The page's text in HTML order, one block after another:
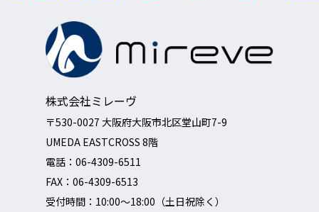
株式会社ミレーヴ
〒530-0027 大阪府大阪市北区堂山町7-9
UMEDA EASTCROSS 8階
電話： 06-4309-6511
FAX：06-4309-6513
受付時間：10:00～18:00（土日祝除く）